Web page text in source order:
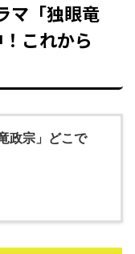
マ「独眼竜
これから
政宗」どこで